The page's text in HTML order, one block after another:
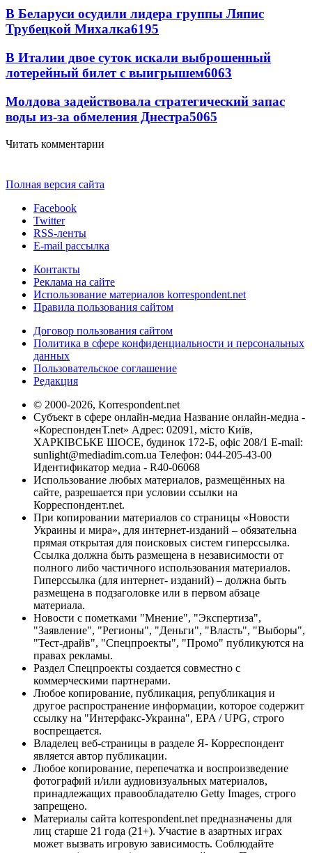
В Беларуси осудили лидера группы Ляпис
Трубецкой Михалка6195
В Италии двое суток искали выброшенный
лотерейный билет с выигрышем6063
Молдова задействовала стратегический запас
воды из-за обмеления Днестра5065
Читать комментарии
Полная версия сайта
Facebook
Twitter
RSS-ленты
E-mail рассылка
Контакты
Реклама на сайте
Использование материалов korrespondent.net
Правила пользования сайтом
Договор пользования сайтом
Политика в сфере конфиденциальности и персональных
данных
Пользовательское соглашение
Редакция
© 2000-2026, Korrespondent.net
Субъект в сфере онлайн-медиа Название онлайн-медиа -
«КореспонденТ.net» Адрес: 02091, місто Київ,
ХАРКІВСЬКЕ ШОСЕ, будинок 172-Б, офіс 208/1 E-mail:
sunlight@mediadim.com.ua Телефон: 044-205-43-00
Идентификатор медиа - R40-06068
Использование любых материалов, размещённых на
сайте, разрешается при условии ссылки на
Корреспондент.net.
При копировании материалов со страницы «Новости
Украины и мира», для интернет-изданий – обязательна
прямая открытая для поисковых систем гиперссылка.
Ссылка должна быть размещена в независимости от
полного либо частичного использования материалов.
Гиперссылка (для интернет- изданий) – должна быть
размещена в подзаголовке или в первом абзаце
материала.
Новости с пометками "Мнение", "Экспертиза",
"Заявление", "Регионы", "Деньги", "Власть", "Выборы",
"Тест-драйв", "Спецпроекты", "Промо" публикуются на
правах рекламы.
Раздел Спецпроекты создается совместно с
коммерческими партнерами.
Любое копирование, публикация, републикация и
другое распространение информации, которое содержит
ссылку на "Интерфакс-Украина", EPA / UPG, строго
воспрещается.
Владелец веб-страницы в разделе Я- Корреспондент
является автор публикации.
Любое копирование, перепечатка и воспроизведение
фотографий и/или аудиовизуальных материалов,
принадлежащих правообладателю Getty Images, строго
запрещено.
Материалы сайта korrespondent.net предназначены для
лиц старше 21 года (21+). Участие в азартных играх
может вызвать игровую зависимость. Соблюдайте